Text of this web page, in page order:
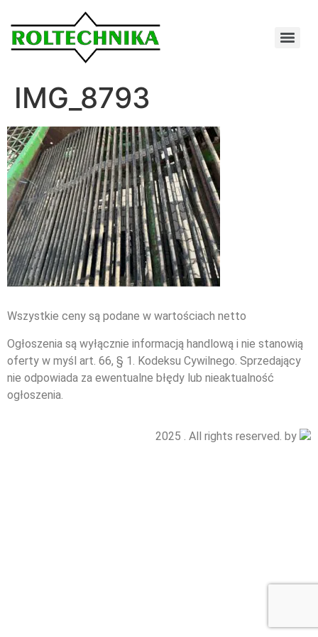
IMG_8793
Wszystkie ceny są podane w wartościach netto
Ogłoszenia są wyłącznie informacją handlową i nie stanowią
oferty w myśl art. 66, § 1. Kodeksu Cywilnego. Sprzedający
nie odpowiada za ewentualne błędy lub nieaktualność
ogłoszenia.
2025 . All rights reserved. by